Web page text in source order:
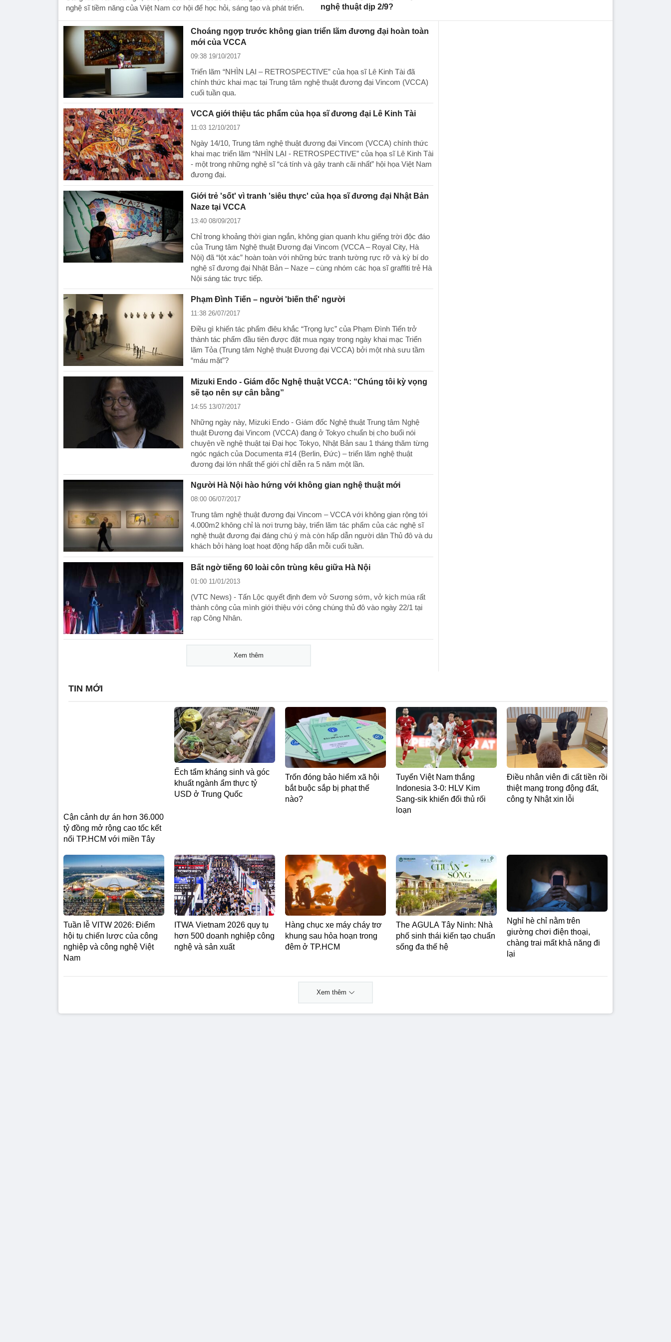
nghệ sĩ tiềm năng của Việt Nam cơ hội để học hỏi, sáng tạo và phát triển.
nghệ thuật dịp 2/9?
Choáng ngợp trước không gian triển lãm đương đại hoàn toàn
mới của VCCA
09:38 19/10/2017
Triển lãm “NHÌN LẠI – RETROSPECTIVE” của họa sĩ Lê Kinh Tài đã
chính thức khai mạc tại Trung tâm nghệ thuật đương đại Vincom (VCCA)
cuối tuần qua.
VCCA giới thiệu tác phẩm của họa sĩ đương đại Lê Kinh Tài
11:03 12/10/2017
Ngày 14/10, Trung tâm nghệ thuật đương đại Vincom (VCCA) chính thức
khai mạc triển lãm “NHÌN LẠI - RETROSPECTIVE” của họa sĩ Lê Kinh Tài
- một trong những nghệ sĩ “cá tính và gây tranh cãi nhất” hội họa Việt Nam
đương đại.
Giới trẻ 'sốt' vì tranh 'siêu thực' của họa sĩ đương đại Nhật Bản
Naze tại VCCA
13:40 08/09/2017
Chỉ trong khoảng thời gian ngắn, không gian quanh khu giếng trời độc đáo
của Trung tâm Nghệ thuật Đương đại Vincom (VCCA – Royal City, Hà
Nội) đã “lột xác” hoàn toàn với những bức tranh tường rực rỡ và kỳ bí do
nghệ sĩ đương đại Nhật Bản – Naze – cùng nhóm các họa sĩ graffiti trẻ Hà
Nội sáng tác trực tiếp.
Phạm Đình Tiến – người 'biến thể' người
11:38 26/07/2017
Điều gì khiến tác phẩm điêu khắc “Trọng lực” của Phạm Đình Tiến trở
thành tác phẩm đầu tiên được đặt mua ngay trong ngày khai mạc Triển
lãm Tỏa (Trung tâm Nghệ thuật Đương đại VCCA) bởi một nhà sưu tầm
“máu mặt”?
Mizuki Endo - Giám đốc Nghệ thuật VCCA: “Chúng tôi kỳ vọng
sẽ tạo nên sự cân bằng”
14:55 13/07/2017
Những ngày này, Mizuki Endo - Giám đốc Nghệ thuật Trung tâm Nghệ
thuật Đương đại Vincom (VCCA) đang ở Tokyo chuẩn bị cho buổi nói
chuyện về nghệ thuật tại Đại học Tokyo, Nhật Bản sau 1 tháng thăm từng
ngóc ngách của Documenta #14 (Berlin, Đức) – triển lãm nghệ thuật
đương đại lớn nhất thế giới chỉ diễn ra 5 năm một lần.
Người Hà Nội hào hứng với không gian nghệ thuật mới
08:00 06/07/2017
Trung tâm nghệ thuật đương đại Vincom – VCCA với không gian rộng tới
4.000m2 không chỉ là nơi trưng bày, triển lãm tác phẩm của các nghệ sĩ
nghệ thuật đương đại đáng chú ý mà còn hấp dẫn người dân Thủ đô và du
khách bởi hàng loạt hoạt động hấp dẫn mỗi cuối tuần.
Bất ngờ tiếng 60 loài côn trùng kêu giữa Hà Nội
01:00 11/01/2013
(VTC News) - Tấn Lộc quyết định đem vở Sương sớm, vở kịch múa rất
thành công của mình giới thiệu với công chúng thủ đô vào ngày 22/1 tại
rạp Công Nhân.
Xem thêm
TIN MỚI
Ếch tẩm kháng sinh và góc
khuất ngành ẩm thực tỷ
USD ở Trung Quốc
Trốn đóng bảo hiểm xã hội
bắt buộc sắp bị phạt thế
nào?
Tuyển Việt Nam thắng
Indonesia 3-0: HLV Kim
Sang-sik khiến đối thủ rối
loạn
Điều nhân viên đi cất tiền rồi
thiệt mạng trong động đất,
công ty Nhật xin lỗi
Tuần lễ VITW 2026: Điểm
hội tụ chiến lược của công
nghiệp và công nghệ Việt
Nam
ITWA Vietnam 2026 quy tụ
hơn 500 doanh nghiệp công
nghệ và sản xuất
Hàng chục xe máy cháy trơ
khung sau hỏa hoạn trong
đêm ở TP.HCM
The AGULA Tây Ninh: Nhà
phố sinh thái kiến tạo chuẩn
sống đa thế hệ
Nghỉ hè chỉ nằm trên
giường chơi điện thoại,
chàng trai mất khả năng đi
lại